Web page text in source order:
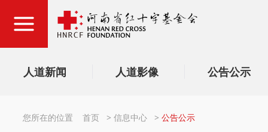
人道新闻 人道影像 公告公示
您所在的位置 首页 > 信息中心 > 公告公示